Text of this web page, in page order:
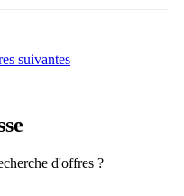
suivantes
d'offres ?